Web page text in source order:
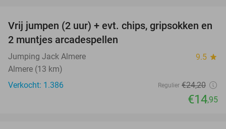
38%
Vrij jumpen (2 uur) + evt. chips, gripsokken en
2 muntjes arcadespellen
Jumping Jack Almere 9.5 star
Almere (13 km)
Verkocht: 1.386
Regulier €24,20
€14,95